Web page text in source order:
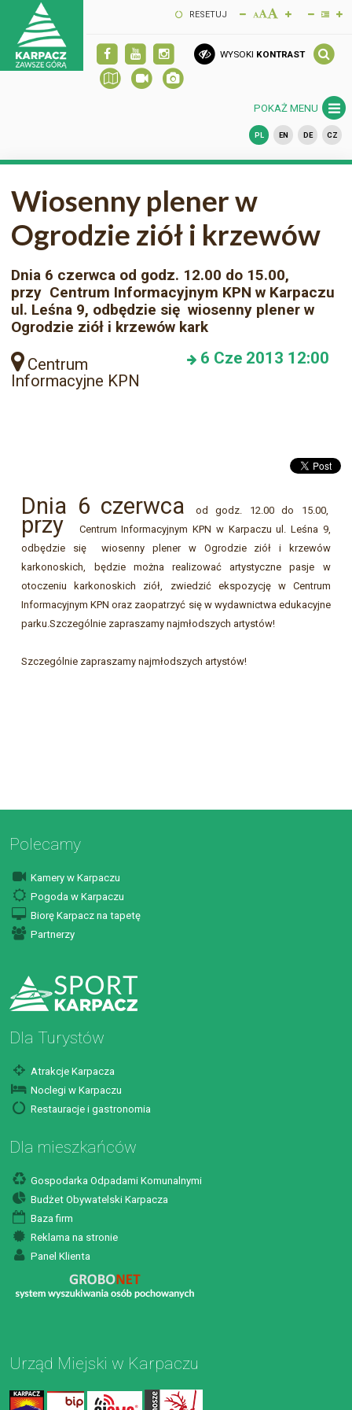
RESETUJ
WYSOKI KONTRAST
POKAŻ MENU
PL EN DE CZ
Wiosenny plener w
Ogrodzie ziół i krzewów
Dnia 6 czerwca od godz. 12.00 do 15.00,
przy Centrum Informacyjnym KPN w Karpaczu
ul. Leśna 9, odbędzie się wiosenny plener w
Ogrodzie ziół i krzewów kark
Centrum
Informacyjne KPN
6 Cze 2013 12:00
Dnia 6 czerwca od godz. 12.00 do 15.00,
przy
Centrum Informacyjnym KPN w Karpaczu ul. Leśna 9,
odbędzie się wiosenny plener w Ogrodzie ziół i krzewów
karkonoskich, będzie można realizować artystyczne pasje w
otoczeniu karkonoskich ziół, zwiedzić ekspozycję w Centrum
Informacyjnym KPN oraz zaopatrzyć się w wydawnictwa edukacyjne
parku.Szczególnie zapraszamy najmłodszych artystów!
Szczególnie zapraszamy najmłodszych artystów!
Polecamy
Kamery w Karpaczu
Pogoda w Karpaczu
Biorę Karpacz na tapetę
Partnerzy
Dla Turystów
Atrakcje Karpacza
Noclegi w Karpaczu
Restauracje i gastronomia
Dla mieszkańców
Gospodarka Odpadami Komunalnymi
Budżet Obywatelski Karpacza
Baza firm
Reklama na stronie
Panel Klienta
Urząd Miejski w Karpaczu